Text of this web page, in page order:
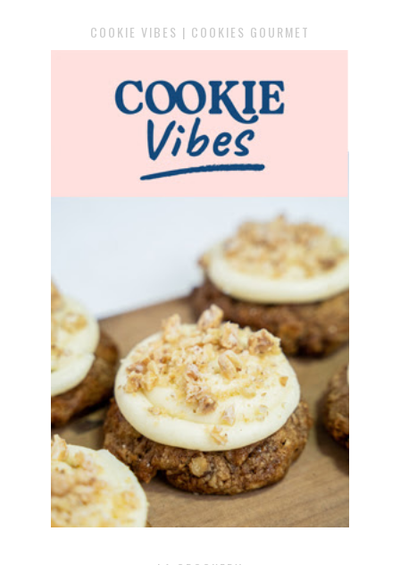
COOKIE VIBES | COOKIES GOURMET